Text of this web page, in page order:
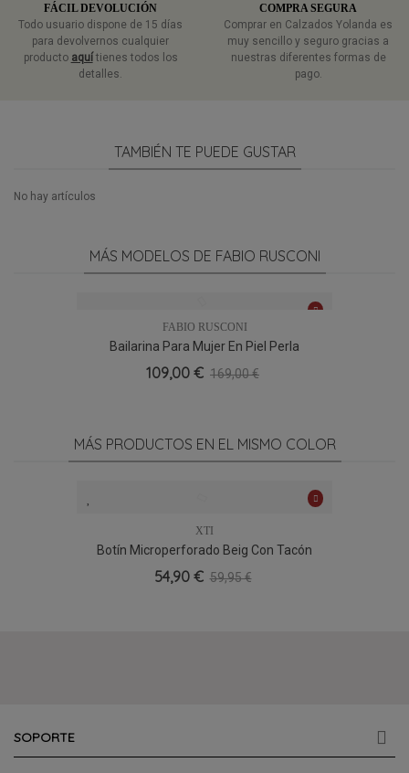
FÁCIL DEVOLUCIÓN
Todo usuario dispone de 15 días
para devolvernos cualquier
producto aquítienes todos los
detalles.
COMPRA SEGURA
Comprar en Calzados Yolanda es
muy sencillo y seguro gracias a
nuestras diferentes formas de
pago.
TAMBIÉN TE PUEDE GUSTAR
No hay artículos
MÁS MODELOS DE FABIO RUSCONI
FABIO RUSCONI
Bailarina Para Mujer En Piel Perla
109,00 € 169,00 €
MÁS PRODUCTOS EN EL MISMO COLOR
XTI
Botín Microperforado Beig Con Tacón
Medio XTI 145035, Ligero Y Veraniego
54,90 € 59,95 €
SOPORTE